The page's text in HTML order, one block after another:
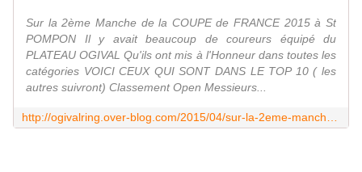
Sur la 2ème Manche de la COUPE de FRANCE 2015 à St
POMPON Il y avait beaucoup de coureurs équipé du
PLATEAU OGIVAL Qu'ils ont mis à l'Honneur dans toutes les
catégories VOICI CEUX QUI SONT DANS LE TOP 10 ( les
autres suivront) Classement Open Messieurs...